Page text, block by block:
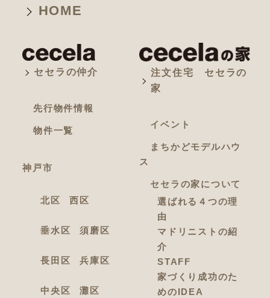
HOME
セセラの仲介
先行物件情報
物件一覧
神戸市
北区 西区
垂水区 須磨区
長田区 兵庫区
中央区 灘区
注文住宅 セセラの
家
イベント
まちかどモデルハウ
ス
セセラの家について
選ばれる４つの理
由
マドリニストの紹
介
STAFF
家づくり成功のた
めのIDEA